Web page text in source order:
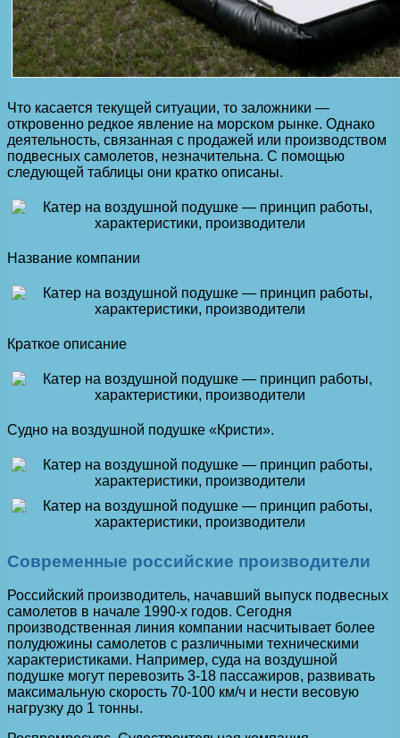
Что касается текущей ситуации, то заложники —
откровенно редкое явление на морском рынке. Однако
деятельность, связанная с продажей или производством
подвесных самолетов, незначительна. С помощью
следующей таблицы они кратко описаны.
Название компании
Краткое описание
Судно на воздушной подушке «Кристи».
Современные российские производители
Российский производитель, начавший выпуск подвесных
самолетов в начале 1990-х годов. Сегодня
производственная линия компании насчитывает более
полудюжины самолетов с различными техническими
характеристиками. Например, суда на воздушной
подушке могут перевозить 3-18 пассажиров, развивать
максимальную скорость 70-100 км/ч и нести весовую
нагрузку до 1 тонны.